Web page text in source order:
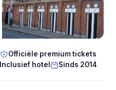
Officiële premium tickets
Inclusief hotel Sinds 2014